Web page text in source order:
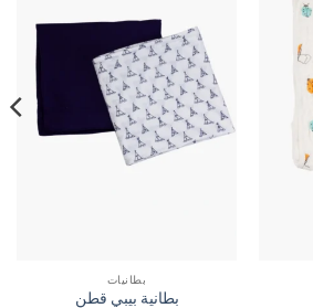
بطانيات
بطانية بيبي قطن